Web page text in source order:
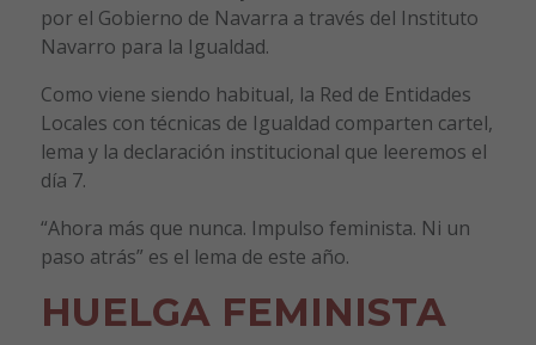
por el Gobierno de Navarra a través del Instituto
Navarro para la Igualdad.
Como viene siendo habitual, la Red de Entidades
Locales con técnicas de Igualdad comparten cartel,
lema y la declaración institucional que leeremos el
día 7.
“Ahora más que nunca. Impulso feminista. Ni un
paso atrás” es el lema de este año.
HUELGA FEMINISTA